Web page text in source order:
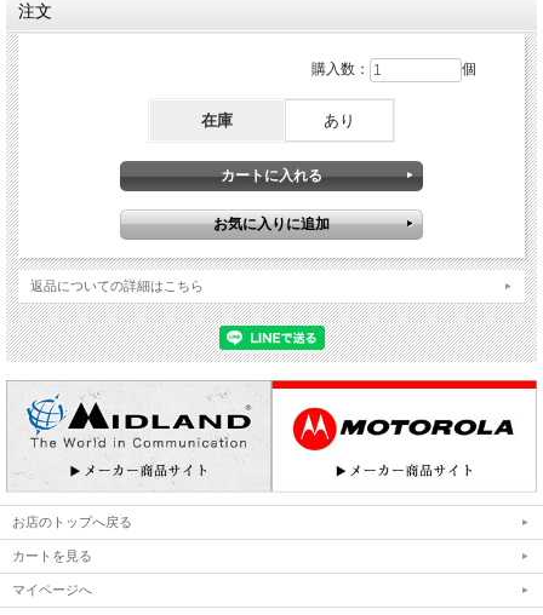
注文
購入数： 個
在庫 あり
返品についての詳細はこちら
お店のトップへ戻る
カートを見る
マイページへ